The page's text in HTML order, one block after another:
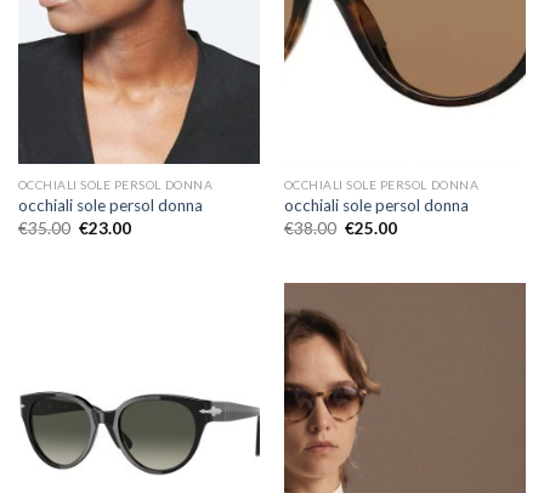
OCCHIALI SOLE PERSOL DONNA
occhiali sole persol donna
€35.00 €23.00
OCCHIALI SOLE PERSOL DONNA
occhiali sole persol donna
€38.00 €25.00